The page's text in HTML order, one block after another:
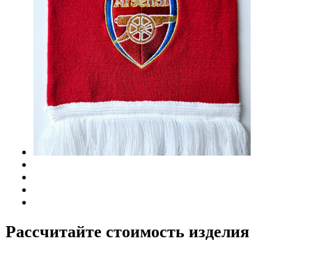
Рассчитайте стоимость изделия